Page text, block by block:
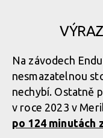
Na závodech
nesmazatelnou
nechybí. Ostatně
v roce 2023 v
po 124 minutách